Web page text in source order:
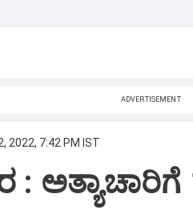
ADVERTISEMENT
2022, 7:42 PM IST